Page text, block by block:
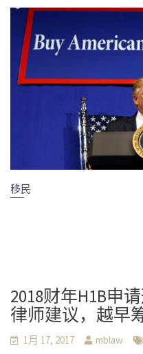
移民
2018财年H1B申
律师建议，越早
1月 17, 2017 mblaw